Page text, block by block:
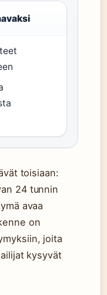
toisiaan:
24 tunnin
avaa
on
joita
kysyvät